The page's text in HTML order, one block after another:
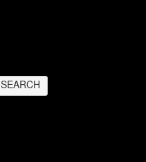
SEARCH